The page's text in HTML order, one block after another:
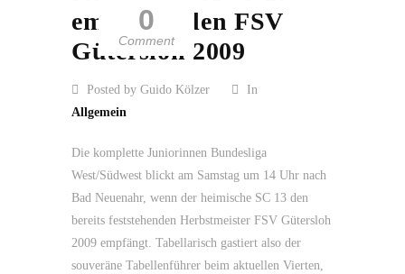
0
Comment
empfängt den FSV
Gütersloh 2009
Posted by Guido Kölzer
In
Allgemein
Die komplette Juniorinnen Bundesliga
West/Südwest blickt am Samstag um 14 Uhr nach
Bad Neuenahr, wenn der heimische SC 13 den
bereits feststehenden Herbstmeister FSV Gütersloh
2009 empfängt. Tabellarisch gastiert also der
souveräne Tabellenführer beim aktuellen Vierten,